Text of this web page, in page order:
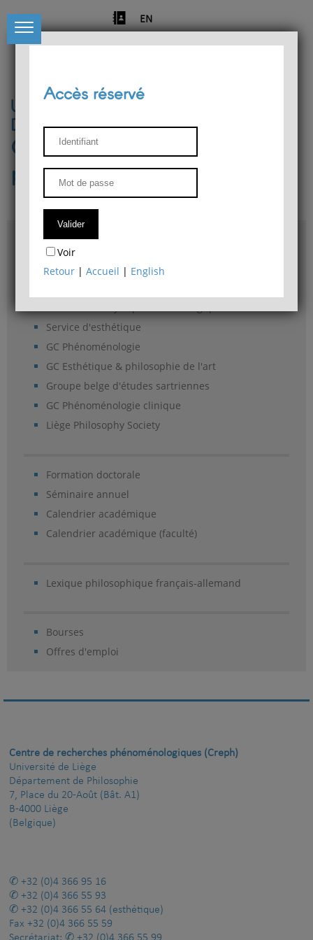
EN
Université de Liège
Département de philosophie
Centre de recherches
phénoménologiques
Accès & plans
Bibliothèque du Département de philosophie
Service d'esthétique
GC Phénoménologie
GC Esthétique & philosophie de l'art
Groupe belge d'études sartriennes
GC Phénoménologie clinique
Liège Philosophy Society
Formation doctorale
Séminaire annuel
Calendrier académique
Calendrier académique (faculté)
Lexique philosophique français-allemand
Bourses
Offres d'emploi
Accès réservé
Voir
Retour |Accueil | English
Centre de recherches phénoménologiques (Creph)
Université de Liège
Département de Philosophie
7, Place du 20-Août (Bât. A1)
B-4000 Liège
(Belgique)
+32 (0)4 366 95 16
+32 (0)4 366 55 93
+32 (0)4 366 55 64 (esthétique)
Fax +32 (0)4 366 55 59